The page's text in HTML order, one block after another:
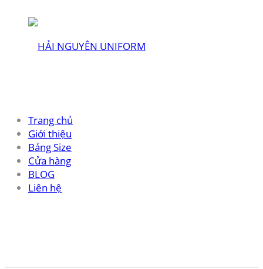
Trang chủ
Giới thiệu
Bảng Size
Cửa hàng
BLOG
Liên hệ